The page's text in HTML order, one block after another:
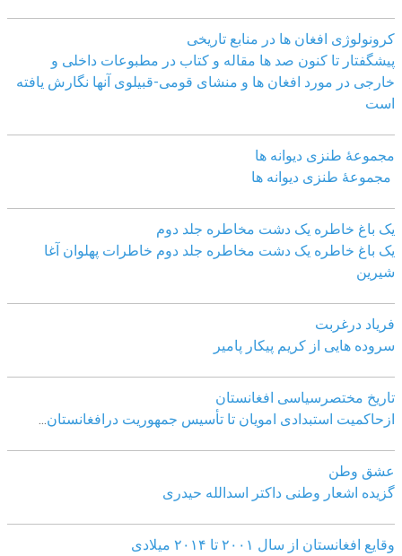
کرونولوژی افغان ھا در منابع تاریخی
پیشگفتار تا کنون صد ھا مقاله و کتاب در مطبوعات داخلی و
خارجی در مورد افغان ھا و منشای قومی-قبیلوی آنھا نگارش یافته
است
مجموعهٔ طنزی دیوانه ها
مجموعهٔ طنزی دیوانه ها
یک باغ خاطره یک دشت مخاطره جلد دوم
یک باغ خاطره یک دشت مخاطره جلد دوم خاطرات پهلوان آغا
شیرین
فریاد درغربت
سروده هایی از کریم پیکار پامیر
تاریخ مختصرسیاسی افغانستان
ازحاکمیت استبدادی امویان تا تأسیس جمهوریت درافغانستان
عشق وطن
گزیده اشعار وطنی داکتر اسدالله حیدری
وقایع افغانستان از سال ۲۰۰۱ تا ۲۰۱۴ میلادی